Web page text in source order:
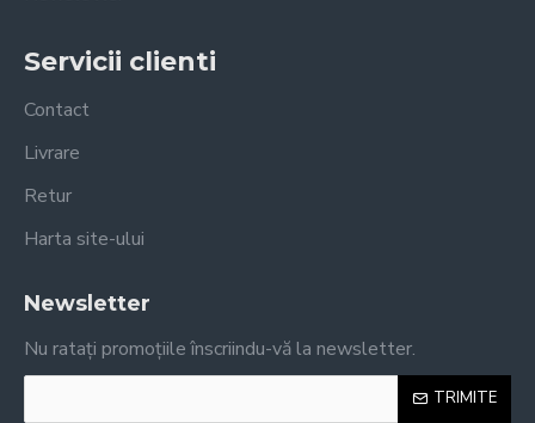
Servicii clienti
Contact
Livrare
Retur
Harta site-ului
Newsletter
Nu ratați promoțiile înscriindu-vă la newsletter.
TRIMITE